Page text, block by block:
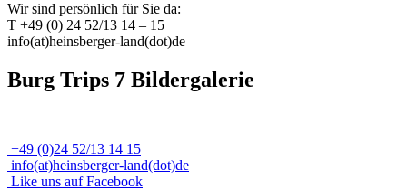
Wir sind persönlich für Sie da:
T +49 (0) 24 52/13 14 – 15
info(at)heinsberger-land(dot)de
Burg Trips 7 Bildergalerie
+49 (0)24 52/13 14 15
info(at)heinsberger-land(dot)de
Like uns auf Facebook